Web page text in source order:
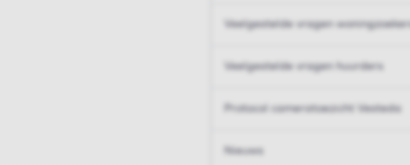
Veelgestelde vragen woningzoekers
Veelgestelde vragen huurders
Protocol cameratoezicht Vesteda
Nieuws